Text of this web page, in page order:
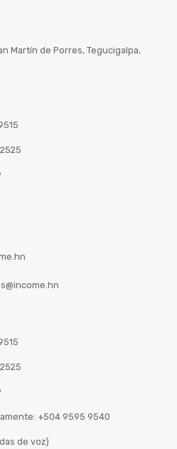
Martín de Porres, Tegucigalpa,
+504 9595 9540
de voz)